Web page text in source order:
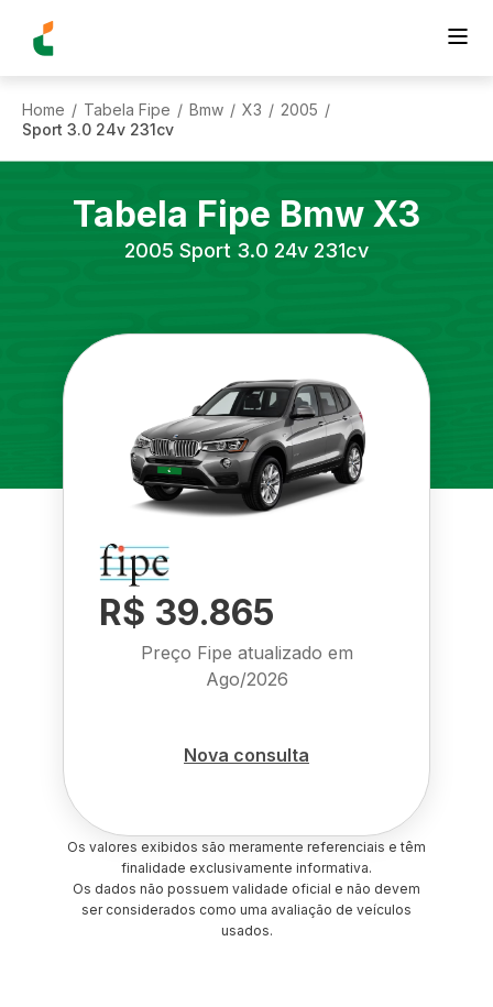
Home / Tabela Fipe / Bmw / X3 / 2005 /
Sport 3.0 24v 231cv
Tabela Fipe Bmw X3
2005 Sport 3.0 24v 231cv
R$ 39.865
Preço Fipe atualizado em
Ago/2026
Nova consulta
Os valores exibidos são meramente referenciais e têm
finalidade exclusivamente informativa.
Os dados não possuem validade oficial e não devem
ser considerados como uma avaliação de veículos
usados.